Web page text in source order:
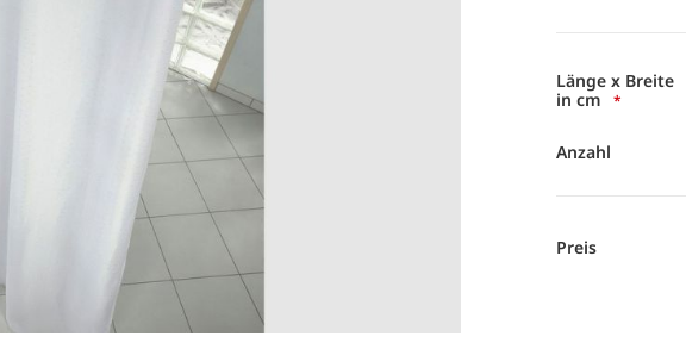
Länge x Breite
in cm
Anzahl
Preis